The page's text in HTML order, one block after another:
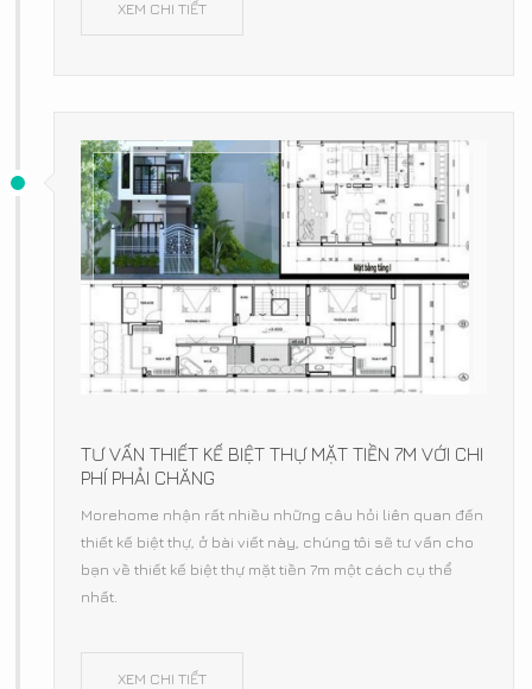
XEM CHI TIẾT
TƯ VẤN THIẾT KẾ BIỆT THỰ MẶT TIỀN 7M VỚI CHI
PHÍ PHẢI CHĂNG
Morehome nhận rất nhiều những câu hỏi liên quan đến
thiết kế biệt thự, ở bài viết này, chúng tôi sẽ tư vấn cho
bạn về thiết kế biệt thự mặt tiền 7m một cách cụ thể
nhất.
XEM CHI TIẾT